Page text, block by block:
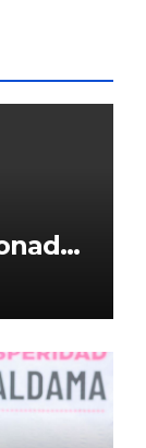
2026